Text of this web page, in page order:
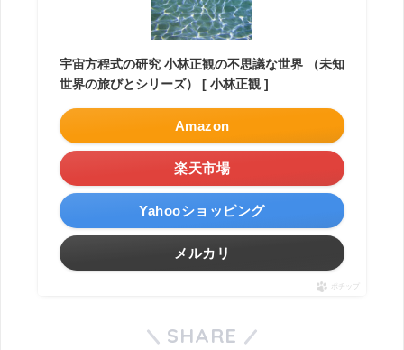
宇宙方程式の研究 小林正観の不思議な世界 （未知
世界の旅びとシリーズ） [ 小林正観 ]
Amazon
楽天市場
Yahooショッピング
メルカリ
ポチップ
SHARE